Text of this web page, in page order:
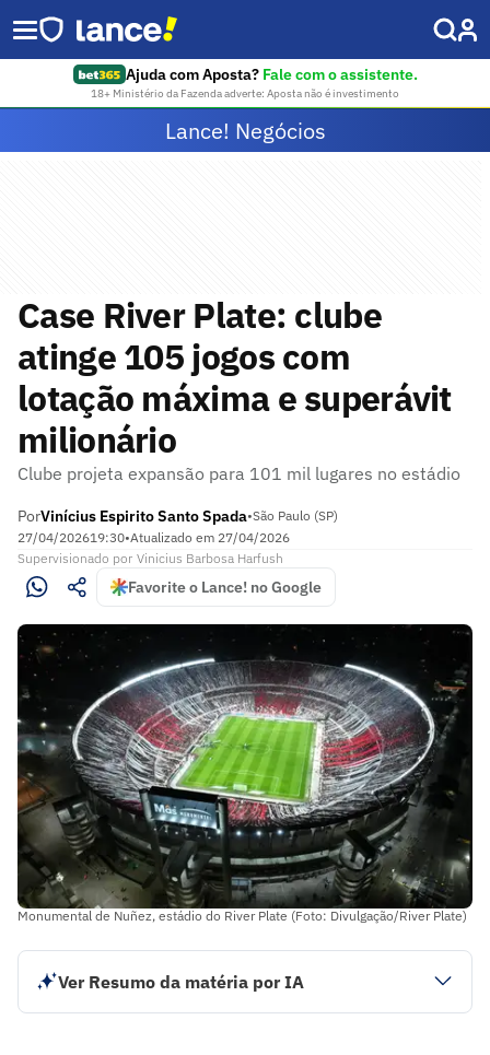
Ajuda com Aposta? Fale com o assistente.
18+ Ministério da Fazenda adverte: Aposta não é investimento
Lance! Negócios
Case River Plate: clube
atinge 105 jogos com
lotação máxima e superávit
milionário
Clube projeta expansão para 101 mil lugares no estádio
PorVinícius Espirito Santo Spada•São Paulo (SP)
27/04/202619:30•Atualizado em 27/04/2026
Supervisionado por Vinicius Barbosa Harfush
Favorite o Lance! no Google
Monumental de Nuñez, estádio do River Plate (Foto: Divulgação/River Plate)
Ver Resumo da matéria por IA